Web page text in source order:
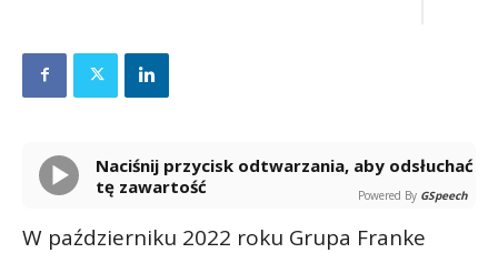
Naciśnij przycisk odtwarzania, aby odsłuchać
tę zawartość
Powered By GSpeech
W październiku 2022 roku Grupa Franke